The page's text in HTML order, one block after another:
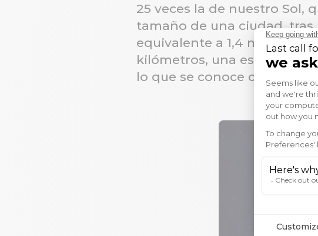
25 veces la de nuestro Sol,
tamaño de una ciudad, tras
equivalente a 1,4 masas
kilómetros, una estrella de
lo que se conoce como